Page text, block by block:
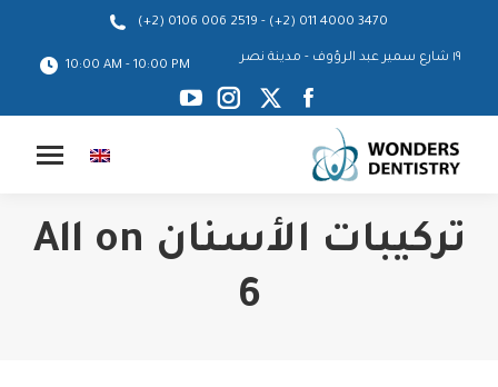
(+2) 0106 006 2519 - (+2) 011 4000 3470
١٩ شارع سمير عبد الرؤوف - مدينة نصر
10:00 AM - 10:00 PM
Facebook
new
new
Instagram
new
window
new
windowتركيبات الأسنان All on
6